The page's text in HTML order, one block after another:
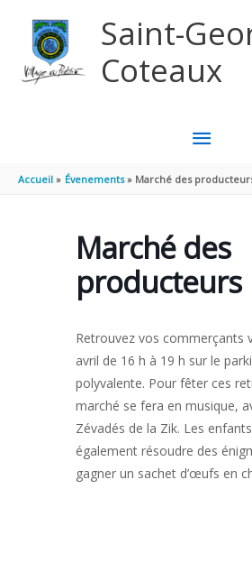
Saint-
Coteaux
MENU
Accueil Évenements Marché des
Marché des
producteurs
Retrouvez vos commerçants
avril de 16 h à 19 h sur le
polyvalente. Pour fêter ces
marché se fera en musique,
Zévadés de la Zik. Les
également résoudre des
gagner un sachet d’œufs en